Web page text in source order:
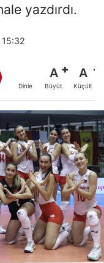
yazdırdı.
Dinle
A
Büyüt
A
Küçült